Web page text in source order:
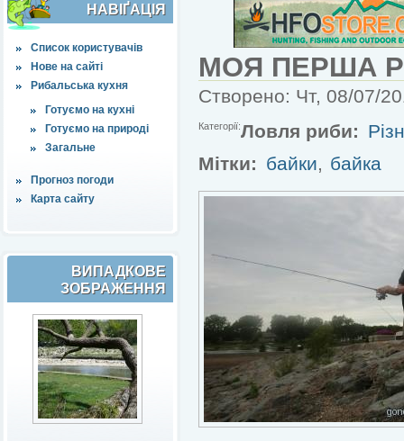
НАВІҐАЦІЯ
Список користувачів
Нове на сайті
Рибальська кухня
Готуємо на кухні
Готуємо на природі
Загальне
Прогноз погоди
Карта сайту
ВИПАДКОВЕ
ЗОБРАЖЕННЯ
МОЯ ПЕРША
Створено: Чт, 08/07/
Категорії:Ловля риби:
Мітки: байки, байка